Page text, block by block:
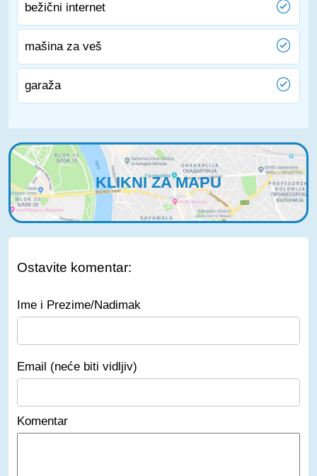
bežični internet
mašina za veš
garaža
KLIKNI ZA MAPU
Ostavite komentar:
Ime i Prezime/Nadimak
Email (neće biti vidljiv)
Komentar